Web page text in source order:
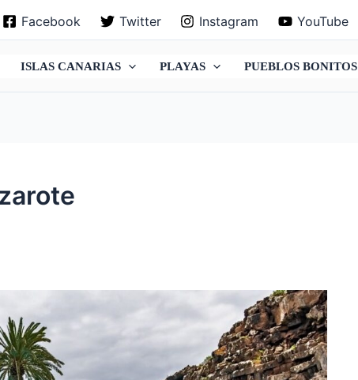
Facebook Twitter Instagram YouTube
ISLAS CANARIAS PLAYAS PUEBLOS BONITOS